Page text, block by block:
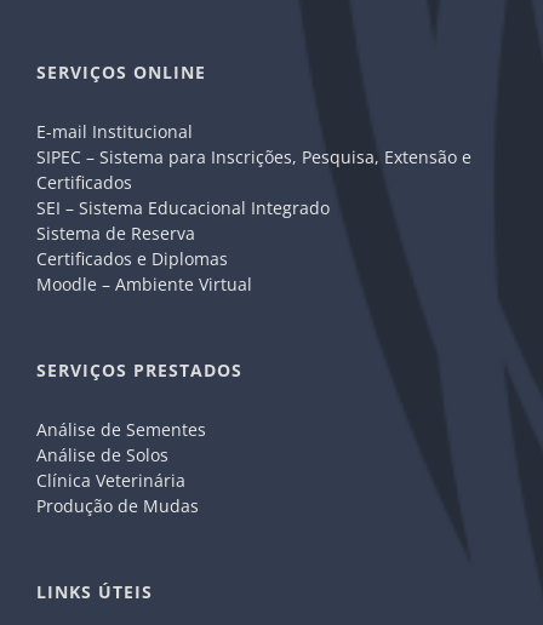
SERVIÇOS ONLINE
E-mail Institucional
SIPEC – Sistema para Inscrições, Pesquisa, Extensão e
Certificados
SEI – Sistema Educacional Integrado
Sistema de Reserva
Certificados e Diplomas
Moodle – Ambiente Virtual
SERVIÇOS PRESTADOS
Análise de Sementes
Análise de Solos
Clínica Veterinária
Produção de Mudas
LINKS ÚTEIS